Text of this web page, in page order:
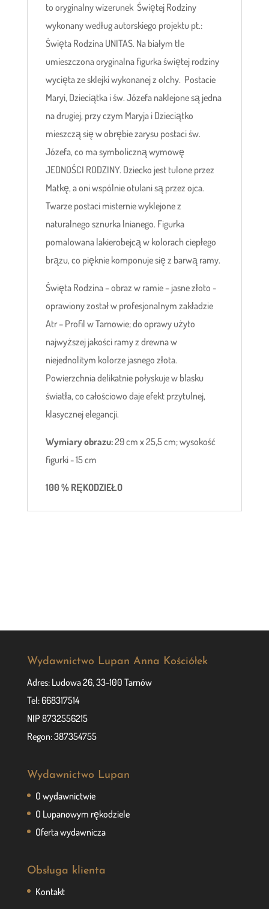
to oryginalny wizerunek Świętej Rodziny
wykonany według autorskiego projektu pt.:
Święta Rodzina UNITAS. Na białym tle
umieszczona oryginalna figurka świętej rodziny
wycięta ze sklejki wykonanej z olchy. Postacie
Maryi, Dzieciątka i św. Józefa naklejone są jedna
na drugiej, przy czym Maryja i Dzieciątko
mieszczą się w obrębie zarysu postaci św.
Józefa, co ma symboliczną wymowę
JEDNOŚCI RODZINY. Dziecko jest tulone przez
Matkę, a oni wspólnie otulani są przez ojca.
Twarze postaci misternie wyklejone z
naturalnego sznurka lnianego. Figurka
pomalowana lakierobejcą w kolorach ciepłego
brązu, co pięknie komponuje się z barwą ramy.
Święta Rodzina – obraz w ramie – jasne złoto -
oprawiony został w profesjonalnym zakładzie
Atr – Profil w Tarnowie; do oprawy użyto
najwyższej jakości ramy z drewna w
niejednolitym kolorze jasnego złota.
Powierzchnia delikatnie połyskuje w blasku
światła, co całościowo daje efekt przytulnej,
klasycznej elegancji.
Wymiary obrazu:29 cm x 25,5 cm; wysokość
figurki - 15 cm
100 % RĘKODZIEŁO
Wydawnictwo Lupan Anna Kościółek
Adres: Ludowa 26, 33-100 Tarnów
Tel: 668317514
NIP 8732556215
Regon: 387354755
Wydawnictwo Lupan
O wydawnictwie
O Lupanowym rękodziele
Oferta wydawnicza
Obsługa klienta
Kontakt